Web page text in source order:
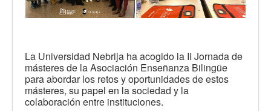
La Universidad Nebrija ha acogido la II Jornada de
másteres de la Asociación Enseñanza Bilingüe
para abordar los retos y oportunidades de estos
másteres, su papel en la sociedad y la
colaboración entre instituciones.